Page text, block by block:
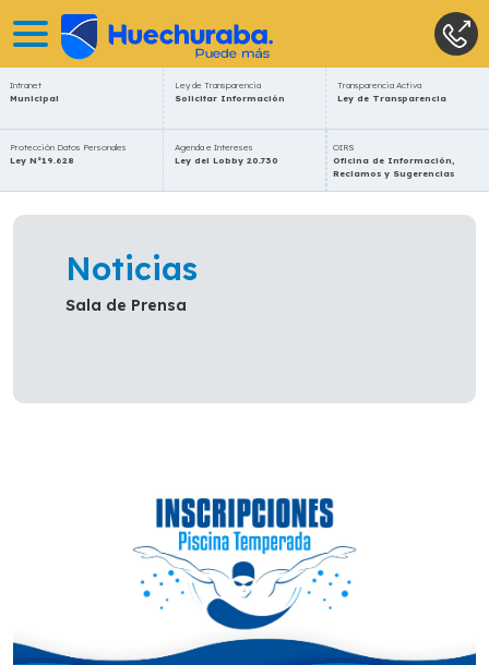
Intranet
Municipal
Ley de Transparencia
Solicitar Información
Transparencia Activa
Ley de Transparencia
Protección Datos Personales
Ley N°19.628
Agenda e Intereses
Ley del Lobby 20.730
OIRS
Oficina de Información,
Reclamos y Sugerencias
Noticias
Sala de Prensa